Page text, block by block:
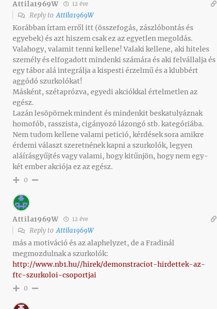
Attila1969W 12 éve
Reply toAttila1969W
Korábban írtam erről itt (összefogás, zászlóbontás és
egyebek) és azt hiszem csak ez az egyetlen megoldás.
Valahogy, valamit tenni kellene! Valaki kellene, aki hiteles
személy és elfogadott mindenki számára és aki felvállalja és
egy tábor alá integrálja a kispesti érzelmű és a klubbért
aggódó szurkolókat!
Másként, szétaprózva, egyedi akciókkal értelmetlen az
egész.
Lazán lesöpörnek mindent és mindenkit beskatulyáznak
homofób, rasszista, cigányozó lázongó stb. kategóriába.
Nem tudom kellene valami petició, kérdések sora amikre
érdemi választ szeretnének kapni a szurkolók, legyen
aláírásgyűjtés vagy valami, hogy kitűnjön, hogy nem egy-
két ember akciója ez az egész.
0
Attila1969W 12 éve
Reply toAttila1969W
más a motiváció és az alaphelyzet, de a Fradinál
megmozdulnak a szurkolók:
http://www.nb1.hu//hirek/demonstraciot-hirdettek-az-
ftc-szurkoloi-csoportjai
0